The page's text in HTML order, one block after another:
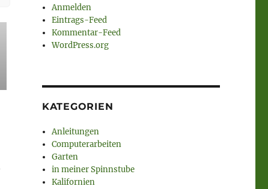
Anmelden
Eintrags-Feed
Kommentar-Feed
WordPress.org
KATEGORIEN
Anleitungen
Computerarbeiten
Garten
in meiner Spinnstube
Kalifornien